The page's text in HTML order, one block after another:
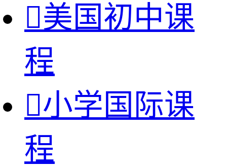
美国初中课
程
小学国际课
程